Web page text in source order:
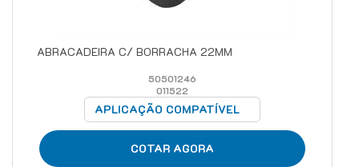
ABRACADEIRA C/ BORRACHA 22MM
50501246
011522
APLICAÇÃO COMPATÍVEL
COTAR AGORA